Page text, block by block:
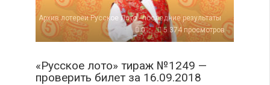
Архив лотереи Русское Лото - последние результаты
0
5 374 просмотров
«Русское лото» тираж №1249 —
проверить билет за 16.09.2018